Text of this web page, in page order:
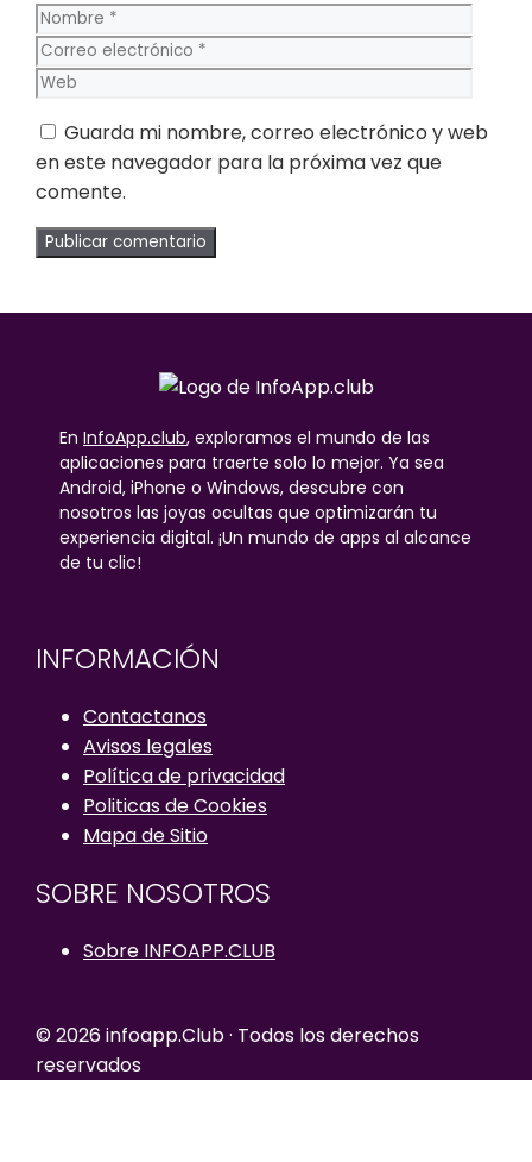
Nombre
Guarda mi nombre, correo electrónico y web
en este navegador para la próxima vez que
comente.
En InfoApp.club, exploramos el mundo de las
aplicaciones para traerte solo lo mejor. Ya sea
Android, iPhone o Windows, descubre con
nosotros las joyas ocultas que optimizarán tu
experiencia digital. ¡Un mundo de apps al alcance
de tu clic!
INFORMACIÓN
Contactanos
Avisos legales
Política de privacidad
Politicas de Cookies
Mapa de Sitio
SOBRE NOSOTROS
Sobre INFOAPP.CLUB
© 2026 infoapp.Club · Todos los derechos
reservados